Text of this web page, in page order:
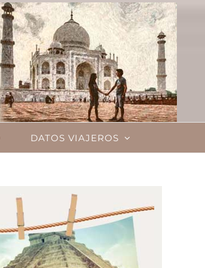
DATOS VIAJEROS